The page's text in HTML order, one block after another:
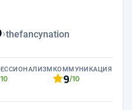
›thefancynation
КОММУНИКАЦИЯ
9/10